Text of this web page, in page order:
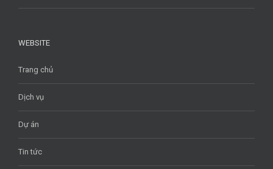
WEBSITE
Trang chủ
Dịch vụ
Dự án
Tin tức